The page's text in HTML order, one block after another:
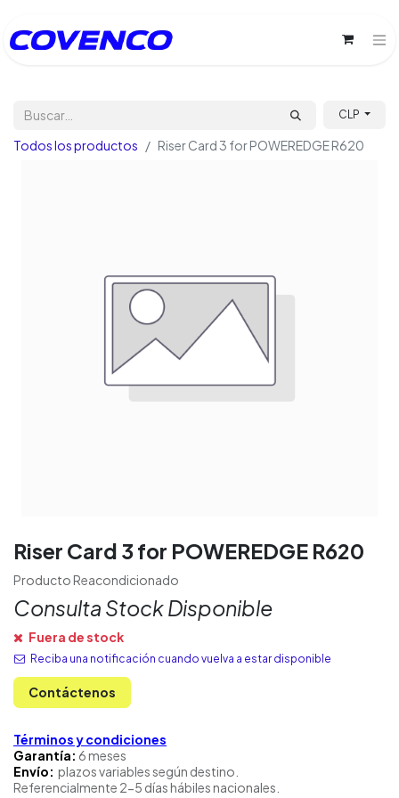
CLP
Todos los productos Riser Card 3 for POWEREDGE R620
Riser Card 3 for POWEREDGE R620
Producto Reacondicionado
Consulta Stock Disponible
Fuera de stock
Reciba una notificación cuando vuelva a estar disponible
Contáctenos
Términos y condiciones
Garantía: 6 meses
Envío: plazos variables según destino.
Referencialmente 2-5 días hábiles nacionales.